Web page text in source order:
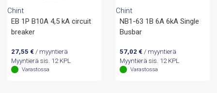
Chint
EB 1P B10A 4,5 kA circuit
breaker
27,55 €/ myyntierä
Myyntierä sis. 12 KPL
Varastossa
Chint
NB1-63 1B 6A 6kA Single
Busbar
57,02 €/ myyntierä
Myyntierä sis. 12 KPL
Varastossa